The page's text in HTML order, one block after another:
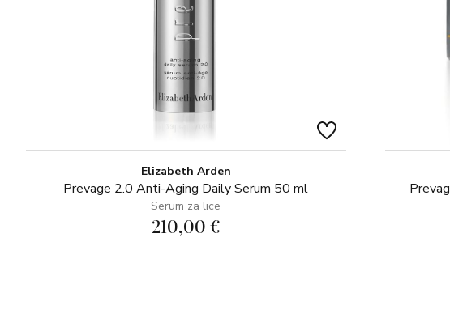
Elizabeth Arden
Prevage 2.0 Anti-Aging Daily Serum 50 ml
Serum za lice
210,00 €